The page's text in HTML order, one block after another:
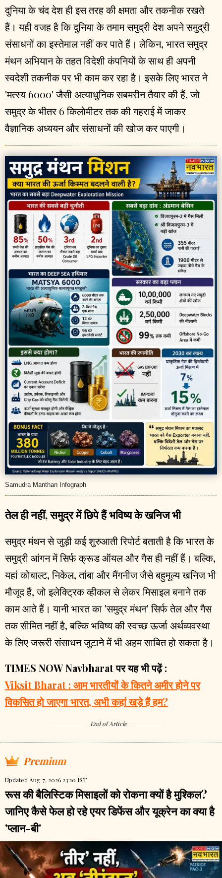
दुनिया के चंद देश ही इस तरह की क्षमता और तकनीक रखते
हैं। यही वजह है कि दुनिया के तमाम समुद्री देश अपने समुद्री
संसाधनों का इस्तेमाल नहीं कर पाते हैं। लेकिन, भारत समुद्र
मंथन अभियान के तहत विदेशी कंपनियों के साथ ही अपनी
स्वदेशी तकनीक पर भी काम कर रहा है। इसके लिए भारत ने
'मत्स्य 6000' जैसी अत्याधुनिक सबमरीन तैयार की हैं, जो
समुद्र के भीतर 6 किलोमीटर तक की गहराई में जाकर
वैज्ञानिक अध्ययन और संसाधनों की खोज कर पाएगी।
Samudra Manthan Infograph
तेल ही नहीं, समुद्र में छिपे हैं भविष्य के खनिज भी
समुद्र मंथन से जुड़ी कई शुरुआती रिपोर्ट बताती है कि भारत के
समुद्री आंगन में सिर्फ क्रूड ऑयल और गैस ही नहीं हैं। बल्कि,
यहां कोबाल्ट, निकेल, तांबा और मैंगनीज जैसे बहुमूल्य खनिज भी
मौजूद हैं, जो इलेक्ट्रिक व्हीकल से लेकर मिसाइल बनाने तक
काम आते हैं। यानी भारत का 'समुद्र मंथन' सिर्फ तेल और गैस
तक सीमित नहीं है, बल्कि भविष्य की स्वच्छ ऊर्जा अर्थव्यवस्था
के लिए जरूरी संसाधन जुटाने में भी अहम साबित हो सकता है।
TIMES NOW Navbharat पर यह भी पढ़ें :
Viksit Bharat : आम भारतीयों के कितने अमीर होने पर
विकसित हो जाएगा भारत, अभी कहां खड़े हैं हम?
End of Article
Premium
Updated Aug 7, 2026 23:10 IST
रूस की बैलिस्टिक मिसाइलों को रोकना क्यों है मुश्किल?
जानिए कैसे फेल हो रहे एयर डिफेंस और यूक्रेन का क्या है
'प्लान-बी'